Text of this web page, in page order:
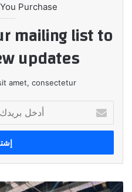
Purchase
mailing list to
updates!
amet, consectetur.
بريدك
الإلكتروني
جي